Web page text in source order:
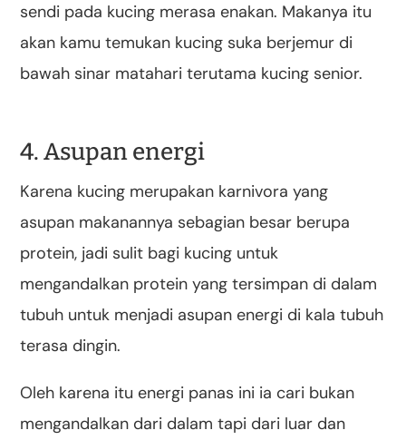
sendi pada kucing merasa enakan. Makanya itu
akan kamu temukan kucing suka berjemur di
bawah sinar matahari terutama kucing senior.
4. Asupan energi
Karena kucing merupakan karnivora yang
asupan makanannya sebagian besar berupa
protein, jadi sulit bagi kucing untuk
mengandalkan protein yang tersimpan di dalam
tubuh untuk menjadi asupan energi di kala tubuh
terasa dingin.
Oleh karena itu energi panas ini ia cari bukan
mengandalkan dari dalam tapi dari luar dan